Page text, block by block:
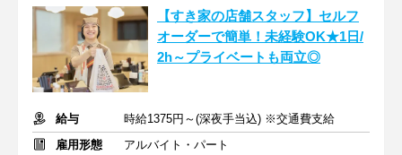
【すき家の店舗スタッフ】セルフ
オーダーで簡単！未経験OK★1日/
2h～プライベートも両立◎
給与
時給1375円～(深夜手当込) ※交通費支給
雇用形態
アルバイト・パート